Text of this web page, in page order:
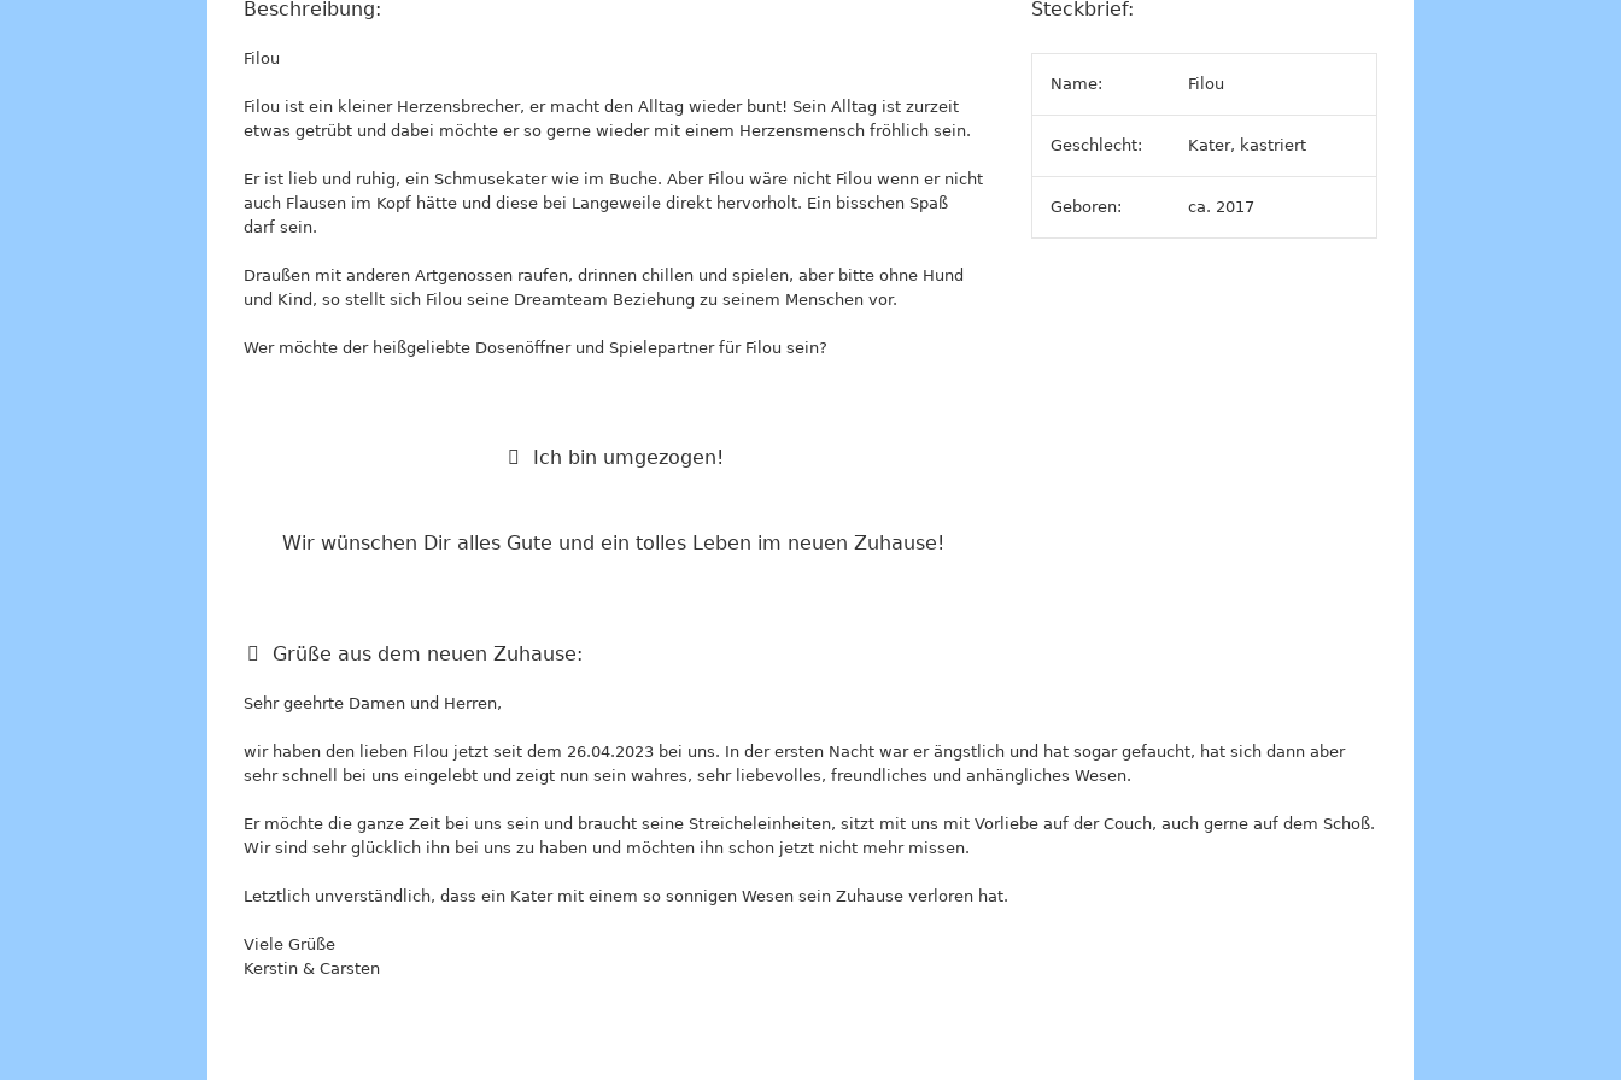
Beschreibung:
Filou
Filou ist ein kleiner Herzensbrecher, er macht den Alltag wieder bunt! Sein Alltag ist zurzeit
etwas getrübt und dabei möchte er so gerne wieder mit einem Herzensmensch fröhlich sein.
Er ist lieb und ruhig, ein Schmusekater wie im Buche. Aber Filou wäre nicht Filou wenn er nicht
auch Flausen im Kopf hätte und diese bei Langeweile direkt hervorholt. Ein bisschen Spaß
darf sein.
Draußen mit anderen Artgenossen raufen, drinnen chillen und spielen, aber bitte ohne Hund
und Kind, so stellt sich Filou seine Dreamteam Beziehung zu seinem Menschen vor.
Wer möchte der heißgeliebte Dosenöffner und Spielepartner für Filou sein?
Ich bin umgezogen!
Wir wünschen Dir alles Gute und ein tolles Leben im neuen Zuhause!
Steckbrief:
Name: Filou
Geschlecht: Kater, kastriert
Geboren: ca. 2017
Grüße aus dem neuen Zuhause:
Sehr geehrte Damen und Herren,
wir haben den lieben Filou jetzt seit dem 26.04.2023 bei uns. In der ersten Nacht war er ängstlich und hat sogar gefaucht, hat sich dann aber
sehr schnell bei uns eingelebt und zeigt nun sein wahres, sehr liebevolles, freundliches und anhängliches Wesen.
Er möchte die ganze Zeit bei uns sein und braucht seine Streicheleinheiten, sitzt mit uns mit Vorliebe auf der Couch, auch gerne auf dem Schoß.
Wir sind sehr glücklich ihn bei uns zu haben und möchten ihn schon jetzt nicht mehr missen.
Letztlich unverständlich, dass ein Kater mit einem so sonnigen Wesen sein Zuhause verloren hat.
Viele Grüße
Kerstin & Carsten